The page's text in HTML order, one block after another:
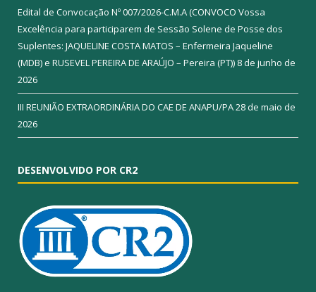
Edital de Convocação Nº 007/2026-C.M.A (CONVOCO Vossa
Excelência para participarem de Sessão Solene de Posse dos
Suplentes: JAQUELINE COSTA MATOS – Enfermeira Jaqueline
(MDB) e RUSEVEL PEREIRA DE ARAÚJO – Pereira (PT)) 8 de junho de
2026
III REUNIÃO EXTRAORDINÁRIA DO CAE DE ANAPU/PA28 de maio de
2026
DESENVOLVIDO POR CR2